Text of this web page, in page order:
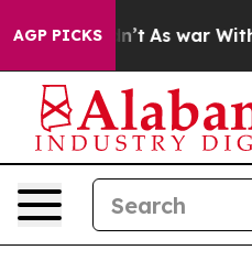
AGP PICKS
Didn’t As war With Iran